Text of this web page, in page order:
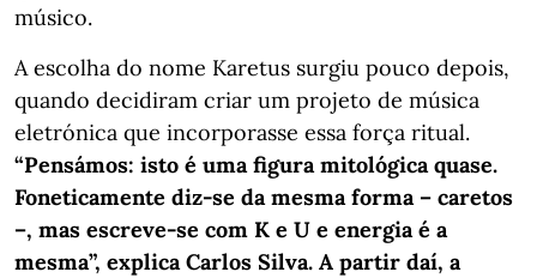
músico.
A escolha do nome Karetus surgiu pouco depois,
quando decidiram criar um projeto de música
eletrónica que incorporasse essa força ritual.
“Pensámos: isto é uma figura mitológica quase.
Foneticamente diz‑se da mesma forma – caretos
–, mas escreve‑se com K e U e energia é a
mesma”, explica Carlos Silva. A partir daí, a